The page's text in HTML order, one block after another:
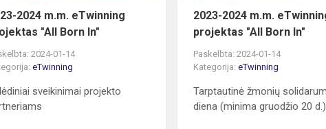
2024 m.m. eTwinning
"All Born In"
2024-01-14
eTwinning
sveikinimai projekto
2023-2024 m.m.
projektas "All Born In"
Paskelbta: 2024-01-14
Kategorija:eTwinning
Tarptautinė žmonių
diena (minima gruodžio 20 d.)